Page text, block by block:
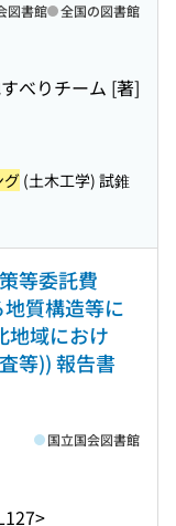
べりチーム [著]
図書館 全国の図書館
グ (土木工学) 試錐
等委託費
質構造等に
地域におけ
等)) 報告書
国立国会図書館